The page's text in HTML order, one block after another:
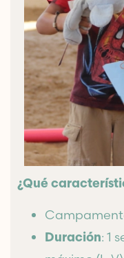
¿Qué
Duración: 1